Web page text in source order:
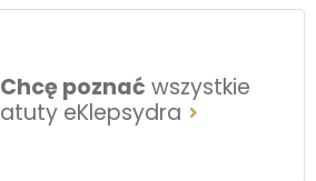
Chcę poznać wszystkie
atuty eKlepsydra